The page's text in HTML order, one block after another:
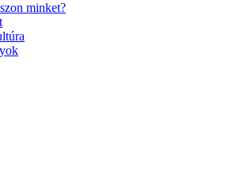
minket?